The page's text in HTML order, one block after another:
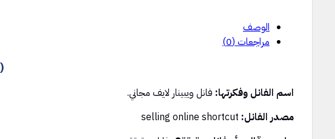
الوصف
مراجعات (0)
اسم الفانل وفكرتها: فانل ويبينار لايف مجاني.
مصدر الفانل: